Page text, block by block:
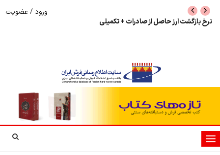
نرخ بازگشت ارز حاصل از صادرات + تکمیلی
ورود /عضویت
تغییر
وضعیت